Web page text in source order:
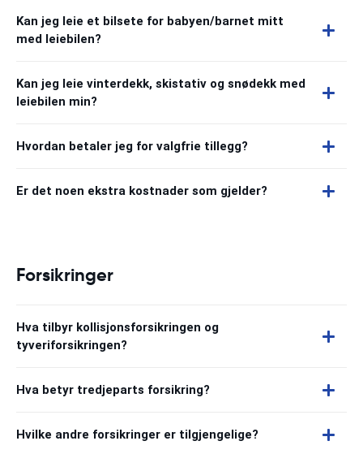
Kan jeg leie et bilsete for babyen/barnet mitt
med leiebilen?
Kan jeg leie vinterdekk, skistativ og snødekk med
leiebilen min?
Hvordan betaler jeg for valgfrie tillegg?
Er det noen ekstra kostnader som gjelder?
Forsikringer
Hva tilbyr kollisjonsforsikringen og
tyveriforsikringen?
Hva betyr tredjeparts forsikring?
Hvilke andre forsikringer er tilgjengelige?